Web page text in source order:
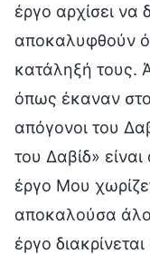
έργο αρχίσει να
αποκαλυφθούν
κατάληξή τους.
όπως έκαναν στο
απόγονοι του
του Δαβίδ»
έργο Μου
αποκαλούσα
έργο